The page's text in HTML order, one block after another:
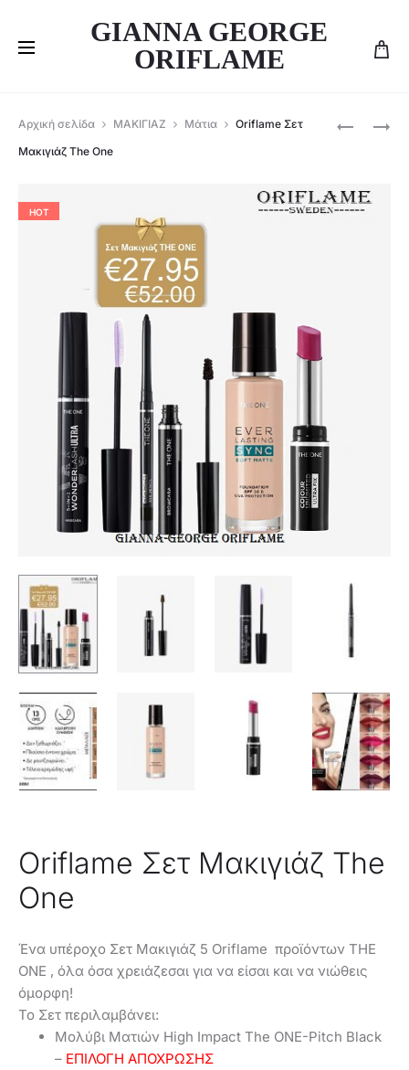
GIANNA GEORGE
ORIFLAME
ORIFLAME
GIORDANI
GOLD-
ORIFLAME
Αρχική σελίδα ΜΑΚΙΓΙΑΖ Μάτια
Oriflame Σετ
Μακιγιάζ The One
HOT
Oriflame Σετ Μακιγιάζ The
One
Ένα υπέροχο Σετ Μακιγιάζ 5 Oriflame προϊόντων THE
ONE , όλα όσα χρειάζεσαι για να είσαι και να νιώθεις
όμορφη!
Το Σετ περιλαμβάνει:
Μολύβι Ματιών High Impact The ONE-Pitch Black
– ΕΠΙΛΟΓΗ ΑΠΟΧΡΩΣΗΣ